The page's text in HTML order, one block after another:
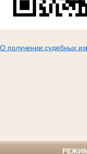
О получении судебных